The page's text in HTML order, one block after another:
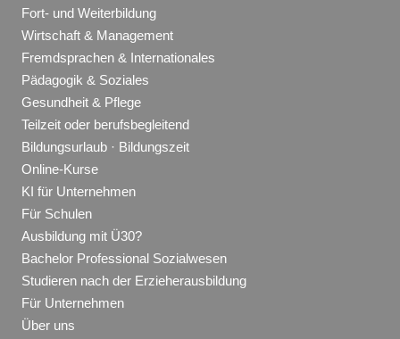
Fort- und Weiterbildung
Wirtschaft & Management
Fremdsprachen & Internationales
Pädagogik & Soziales
Gesundheit & Pflege
Teilzeit oder berufsbegleitend
Bildungsurlaub · Bildungszeit
Online-Kurse
KI für Unternehmen
Für Schulen
Ausbildung mit Ü30?
Bachelor Professional Sozialwesen
Studieren nach der Erzieherausbildung
Für Unternehmen
Über uns